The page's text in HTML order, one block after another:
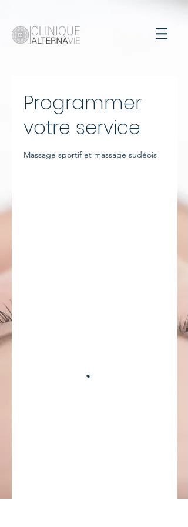
Programmer
votre service
Massage sportif et massage sudéois